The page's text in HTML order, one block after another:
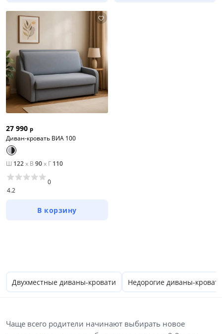
27 990 р
Диван-кровать ВИА 100
Ш 122x В 90x Г 110
4.2
0
В корзину
Двухместные диваны-кровати Недорогие диваны-
Чаще всего родители начинают выбирать новое